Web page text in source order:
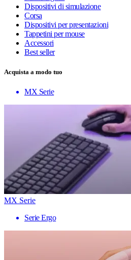
Dispositivi di simulazione
Corsa
Dispositivi per presentazioni
Tappetini per mouse
Accessori
Best seller
Acquista a modo tuo
MX Serie
MX Serie
Serie Ergo